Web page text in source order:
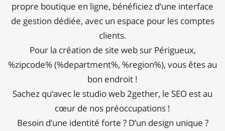
propre boutique en ligne, bénéficiez d’une interface
de gestion dédiée, avec un espace pour les comptes
clients.
Pour la création de site web sur Périgueux,
%zipcode% (%department%, %region%), vous êtes au
bon endroit !
Sachez qu’avec le studio web 2gether, le SEO est au
cœur de nos préoccupations !
Besoin d’une identité forte ? D’un design unique ?